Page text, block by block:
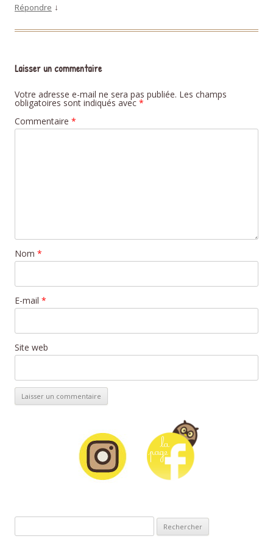
Répondre ↓
Laisser un commentaire
Votre adresse e-mail ne sera pas publiée. Les champs
obligatoires sont indiqués avec *
Commentaire *
Nom *
E-mail *
Site web